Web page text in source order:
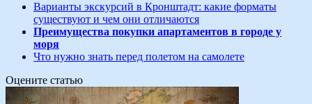
Варианты экскурсий в Кронштадт: какие форматы
существуют и чем они отличаются
Преимущества покупки апартаментов в городе у
моря
Что нужно знать перед полетом на самолете
Оцените статью